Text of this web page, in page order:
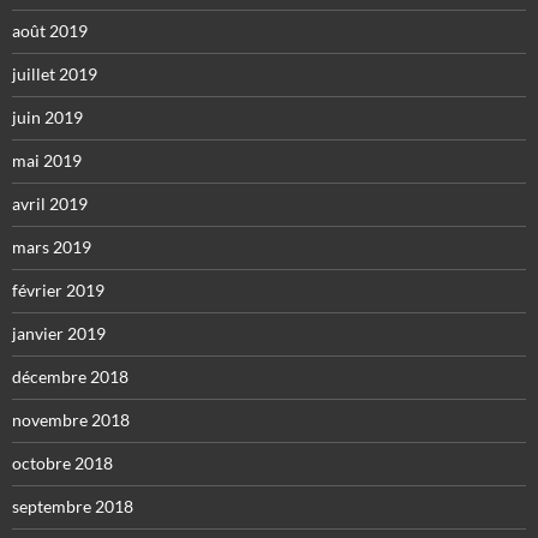
août 2019
juillet 2019
juin 2019
mai 2019
avril 2019
mars 2019
février 2019
janvier 2019
décembre 2018
novembre 2018
octobre 2018
septembre 2018